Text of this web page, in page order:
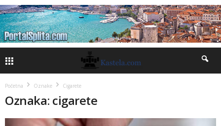
Početna Oznake Cigarete
Oznaka: cigarete